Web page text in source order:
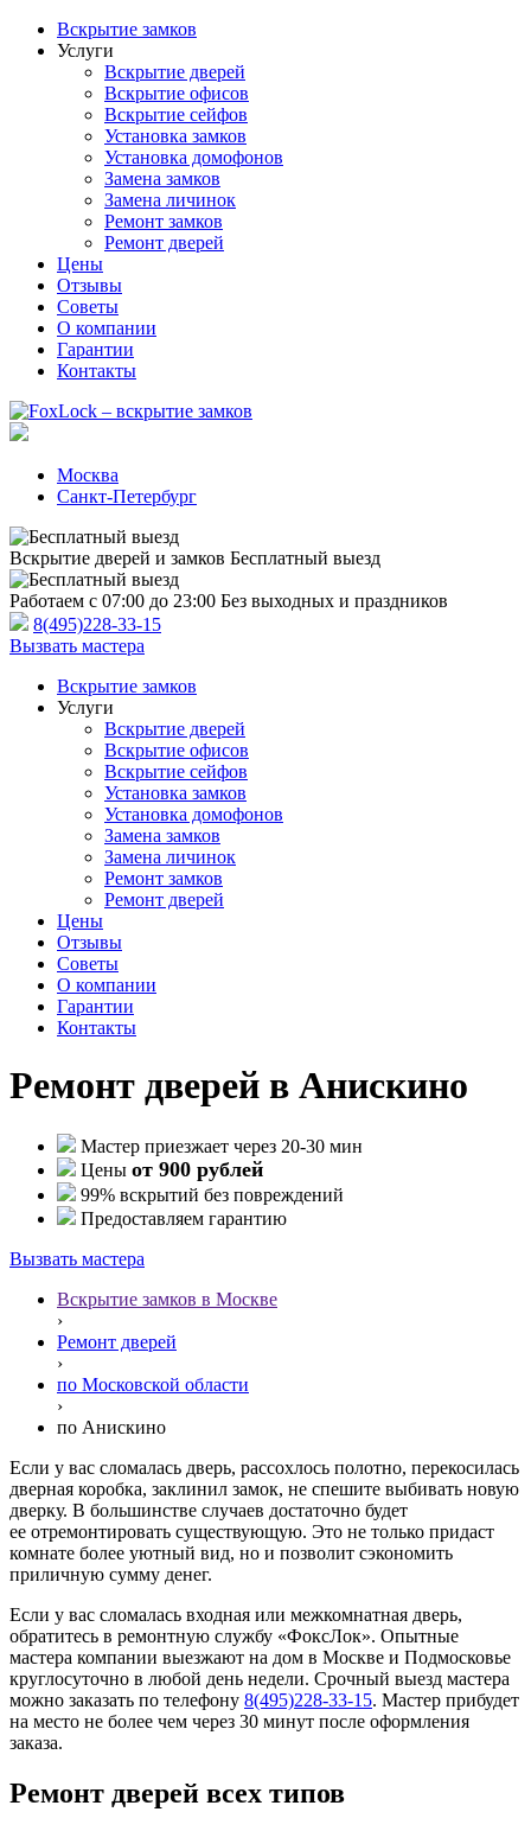
Вскрытие замков
Услуги
Вскрытие дверей
Вскрытие офисов
Вскрытие сейфов
Установка замков
Установка домофонов
Замена замков
Замена личинок
Ремонт замков
Ремонт дверей
Цены
Отзывы
Советы
О компании
Гарантии
Контакты
Москва
Санкт-Петербург
Вскрытие дверей и замков Бесплатный выезд
Работаем с 07:00 до 23:00 Без выходных и праздников
8(495)228-33-15
Вызвать мастера
Вскрытие замков
Услуги
Вскрытие дверей
Вскрытие офисов
Вскрытие сейфов
Установка замков
Установка домофонов
Замена замков
Замена личинок
Ремонт замков
Ремонт дверей
Цены
Отзывы
Советы
О компании
Гарантии
Контакты
Ремонт дверей в Анискино
Мастер приезжает через 20-30 мин
Цены от 900 рублей
99% вскрытий без повреждений
Предоставляем гарантию
Вызвать мастера
Вскрытие замков в Москве
›
Ремонт дверей
›
по Московской области
›
по Анискино
Если у вас сломалась дверь, рассохлось полотно, перекосилась
дверная коробка, заклинил замок, не спешите выбивать новую
дверку. В большинстве случаев достаточно будет
ее отремонтировать существующую. Это не только придаст
комнате более уютный вид, но и позволит сэкономить
приличную сумму денег.
Если у вас сломалась входная или межкомнатная дверь,
обратитесь в ремонтную службу «ФоксЛок». Опытные
мастера компании выезжают на дом в Москве и Подмосковье
круглосуточно в любой день недели. Срочный выезд мастера
можно заказать по телефону 8(495)228-33-15. Мастер прибудет
на место не более чем через 30 минут после оформления
заказа.
Ремонт дверей всех типов